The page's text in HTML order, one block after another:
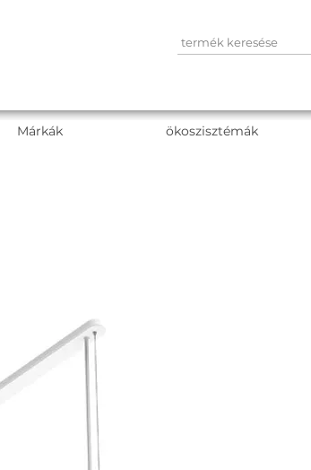
Márkák ökoszisztémák